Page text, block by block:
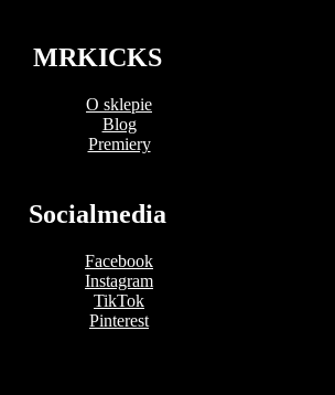
MRKICKS
O sklepie
Blog
Premiery
Socialmedia
Facebook
Instagram
TikTok
Pinterest